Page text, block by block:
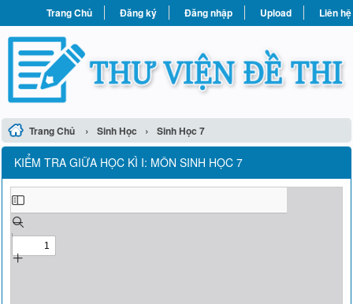
Trang Chủ Đăng ký Đăng nhập Upload Liên hệ
Trang Chủ › Sinh Học › Sinh Học 7
KIỂM TRA GIỮA HỌC KÌ I: MÔN SINH HỌC 7